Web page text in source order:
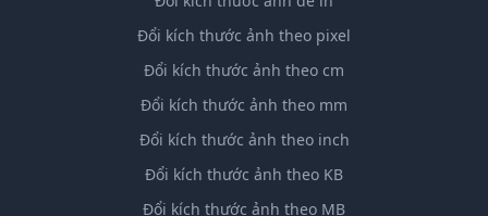
Đổi kích thước ảnh theo pixel
Đổi kích thước ảnh theo cm
Đổi kích thước ảnh theo mm
Đổi kích thước ảnh theo inch
Đổi kích thước ảnh theo KB
Đổi kích thước ảnh theo MB